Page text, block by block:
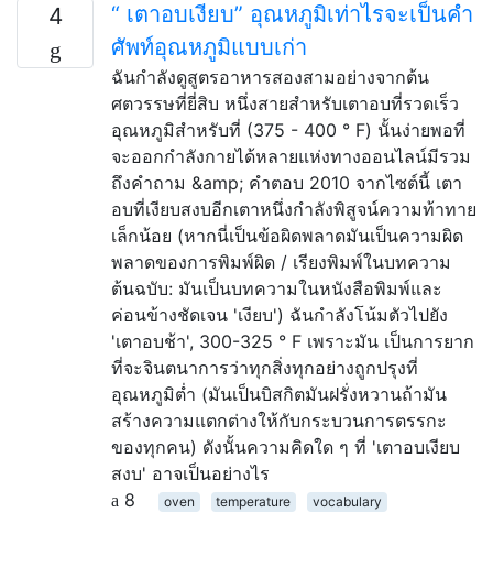
4
“ เตาอบเงียบ” อุณหภูมิเท่าไรจะเป็นคำ
ศัพท์อุณหภูมิแบบเก่า
ฉันกำลังดูสูตรอาหารสองสามอย่างจากต้น
ศตวรรษที่ยี่สิบ หนึ่งสายสำหรับเตาอบที่รวดเร็ว
อุณหภูมิสำหรับที่ (375 - 400 ° F) นั้นง่ายพอที่
จะออกกำลังกายได้หลายแห่งทางออนไลน์มีรวม
ถึงคำถาม &amp; คำตอบ 2010 จากไซต์นี้ เตา
อบที่เงียบสงบอีกเตาหนึ่งกำลังพิสูจน์ความท้าทาย
เล็กน้อย (หากนี่เป็นข้อผิดพลาดมันเป็นความผิด
พลาดของการพิมพ์ผิด / เรียงพิมพ์ในบทความ
ต้นฉบับ: มันเป็นบทความในหนังสือพิมพ์และ
ค่อนข้างชัดเจน 'เงียบ') ฉันกำลังโน้มตัวไปยัง
'เตาอบช้า', 300-325 ° F เพราะมัน เป็นการยาก
ที่จะจินตนาการว่าทุกสิ่งทุกอย่างถูกปรุงที่
อุณหภูมิต่ำ (มันเป็นบิสกิตมันฝรั่งหวานถ้ามัน
สร้างความแตกต่างให้กับกระบวนการตรรกะ
ของทุกคน) ดังนั้นความคิดใด ๆ ที่ 'เตาอบเงียบ
สงบ' อาจเป็นอย่างไร
8
oven temperature vocabulary